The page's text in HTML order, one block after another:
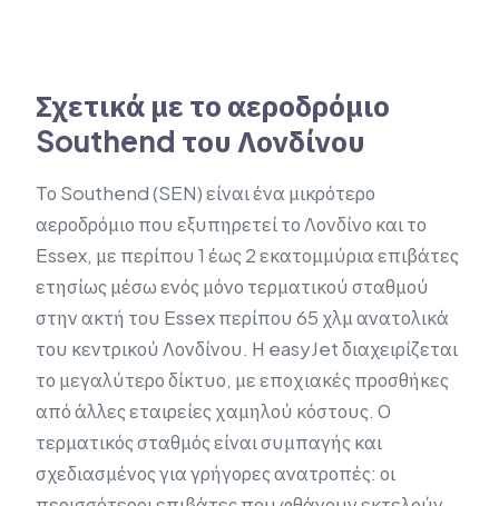
Σχετικά με το αεροδρόμιο
Southend του Λονδίνου
Το Southend (SEN) είναι ένα μικρότερο
αεροδρόμιο που εξυπηρετεί το Λονδίνο και το
Essex, με περίπου 1 έως 2 εκατομμύρια επιβάτες
ετησίως μέσω ενός μόνο τερματικού σταθμού
στην ακτή του Essex περίπου 65 χλμ ανατολικά
του κεντρικού Λονδίνου. Η easyJet διαχειρίζεται
το μεγαλύτερο δίκτυο, με εποχιακές προσθήκες
από άλλες εταιρείες χαμηλού κόστους. Ο
τερματικός σταθμός είναι συμπαγής και
σχεδιασμένος για γρήγορες ανατροπές: οι